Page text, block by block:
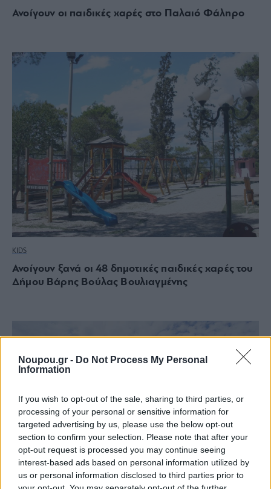
Noupou.gr - Do Not Process My Personal
Information
If you wish to opt-out of the sale, sharing to third parties, or
processing of your personal or sensitive information for
targeted advertising by us, please use the below opt-out
section to confirm your selection. Please note that after your
opt-out request is processed you may continue seeing
interest-based ads based on personal information utilized by
us or personal information disclosed to third parties prior to
Ανοίγουν οι παιδικές χαρές στο Παλαιό Φάληρο
KIDS
Ανοίγουν ξανά οι 48 δημοτικές παιδικές χαρές του
Δήμου Βάρης Βούλας Βουλιαγμένης